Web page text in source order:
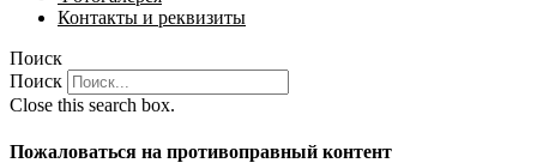
Контакты и реквизиты
Поиск
Поиск
Close this search box.
Пожаловаться на противоправный контент